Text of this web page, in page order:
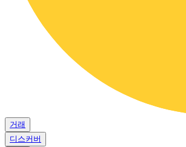
거래
디스커버